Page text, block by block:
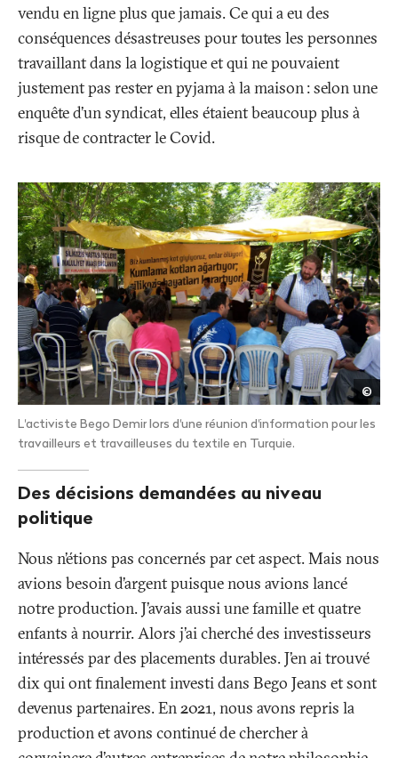
vendu en ligne plus que jamais. Ce qui a eu des
conséquences désastreuses pour toutes les personnes
travaillant dans la logistique et qui ne pouvaient
justement pas rester en pyjama à la maison: selon une
enquête d’un syndicat, elles étaient beaucoup plus à
risque de contracter le Covid.
©
L'activiste Bego Demir lors d'une réunion d'information pour les
travailleurs et travailleuses du textile en Turquie.
Des décisions demandées au niveau
politique
Nous n’étions pas concernés par cet aspect. Mais nous
avions besoin d’argent puisque nous avions lancé
notre production. J’avais aussi une famille et quatre
enfants à nourrir. Alors j’ai cherché des investisseurs
intéressés par des placements durables. J’en ai trouvé
dix qui ont finalement investi dans Bego Jeans et sont
devenus partenaires. En 2021, nous avons repris la
production et avons continué de chercher à